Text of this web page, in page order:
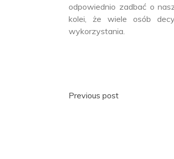
odpowiednio zadbać o
kolei, że wiele osób
wykorzystania.
Nawigacja
Previous post